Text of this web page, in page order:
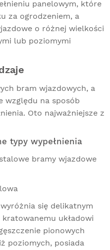
panelowym, które
za ogrodzeniem, a
o różnej wielkości
lub poziomymi
bram wjazdowych, a
względu na sposób
Oto najważniejsze z
typy wypełnienia
bramy wjazdowe
się delikatnym
układowi
pionowych
poziomych, posiada